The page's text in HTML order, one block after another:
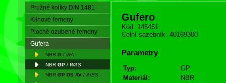
Pružné kolíky DIN 1481
Klínové řemeny
Ploché ozubené řemeny
Gufera
NBR G / WA
NBR GP / WAS
NBR GP DS AV / A/BS
Gufero
Kód: 145451
Celní sazebník: 40169300
Parametry
Typ:
GP
Materiál:
NBR